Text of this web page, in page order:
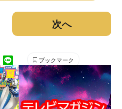
次へ
ブックマーク